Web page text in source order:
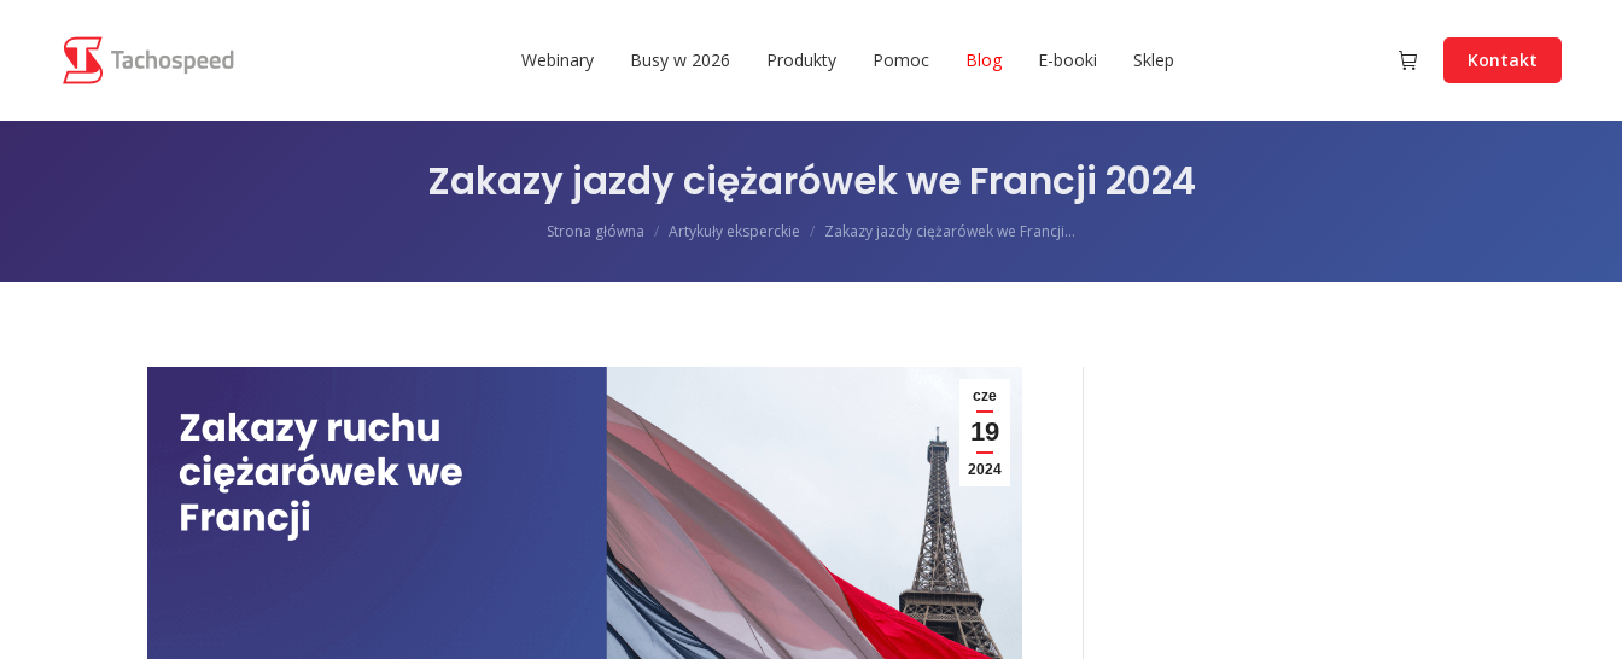
Webinary Busy w 2026 Produkty Pomoc Blog E-booki Sklep Kontakt
Zakazy jazdy ciężarówek we Francji 2024
Jesteś tutaj:
Strona główna Artykuły eksperckie Zakazy jazdy ciężarówek we Francji…
cze
19
2024